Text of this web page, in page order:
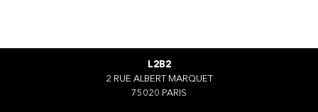
L2B2
2 RUE ALBERT MARQUET
75020 PARIS